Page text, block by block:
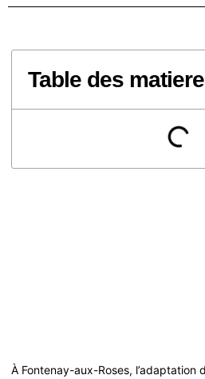
Table des
À Fontenay-aux-Roses, l’adaptation